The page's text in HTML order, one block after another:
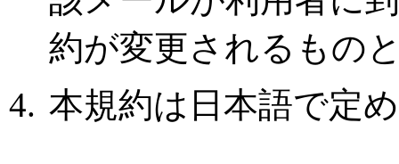
約が変更されるもの
本規約は日本語で定